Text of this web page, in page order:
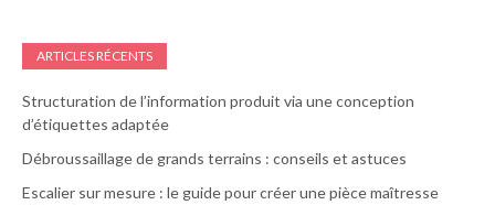
ARTICLES RÉCENTS
Structuration de l’information produit via une conception
d’étiquettes adaptée
Débroussaillage de grands terrains : conseils et astuces
Escalier sur mesure : le guide pour créer une pièce maîtresse